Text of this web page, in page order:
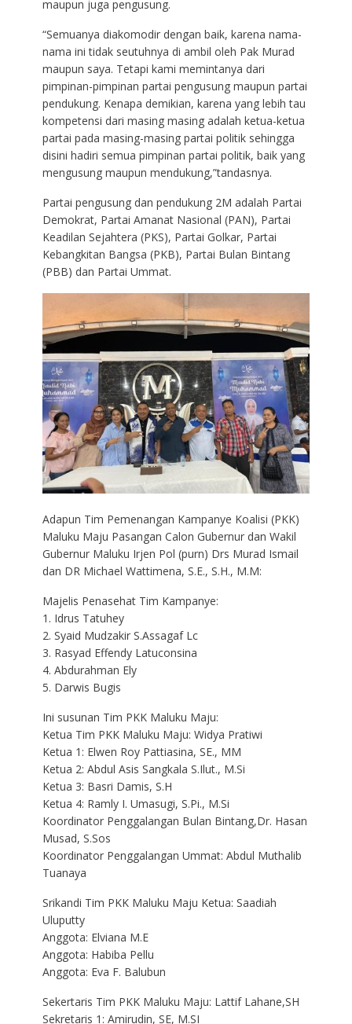
maupun juga pengusung.
“Semuanya diakomodir dengan baik, karena nama-
nama ini tidak seutuhnya di ambil oleh Pak Murad
maupun saya. Tetapi kami memintanya dari
pimpinan-pimpinan partai pengusung maupun partai
pendukung. Kenapa demikian, karena yang lebih tau
kompetensi dari masing masing adalah ketua-ketua
partai pada masing-masing partai politik sehingga
disini hadiri semua pimpinan partai politik, baik yang
mengusung maupun mendukung,”tandasnya.
Partai pengusung dan pendukung 2M adalah Partai
Demokrat, Partai Amanat Nasional (PAN), Partai
Keadilan Sejahtera (PKS), Partai Golkar, Partai
Kebangkitan Bangsa (PKB), Partai Bulan Bintang
(PBB) dan Partai Ummat.
Adapun Tim Pemenangan Kampanye Koalisi (PKK)
Maluku Maju Pasangan Calon Gubernur dan Wakil
Gubernur Maluku Irjen Pol (purn) Drs Murad Ismail
dan DR Michael Wattimena, S.E., S.H., M.M:
Majelis Penasehat Tim Kampanye:
1. Idrus Tatuhey
2. Syaid Mudzakir S.Assagaf Lc
3. Rasyad Effendy Latuconsina
4. Abdurahman Ely
5. Darwis Bugis
Ini susunan Tim PKK Maluku Maju:
Ketua Tim PKK Maluku Maju: Widya Pratiwi
Ketua 1: Elwen Roy Pattiasina, SE., MM
Ketua 2: Abdul Asis Sangkala S.Ilut., M.Si
Ketua 3: Basri Damis, S.H
Ketua 4: Ramly I. Umasugi, S.Pi., M.Si
Koordinator Penggalangan Bulan Bintang,Dr. Hasan
Musad, S.Sos
Koordinator Penggalangan Ummat: Abdul Muthalib
Tuanaya
Srikandi Tim PKK Maluku Maju Ketua: Saadiah
Uluputty
Anggota: Elviana M.E
Anggota: Habiba Pellu
Anggota: Eva F. Balubun
Sekertaris Tim PKK Maluku Maju: Lattif Lahane,SH
Sekretaris 1: Amirudin, SE, M.SI